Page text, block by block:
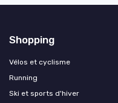
Shopping
Vélos et cyclisme
Running
Ski et sports d'hiver